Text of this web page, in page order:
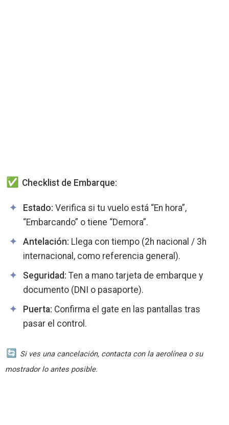
Checklist de Embarque:
Estado: Verifica si tu vuelo está “En hora”,
“Embarcando” o tiene “Demora”.
Antelación: Llega con tiempo (2h nacional / 3h
internacional, como referencia general).
Seguridad: Ten a mano tarjeta de embarque y
documento (DNI o pasaporte).
Puerta: Confirma el gate en las pantallas tras
pasar el control.
Si ves una cancelación, contacta con la aerolínea o su
mostrador lo antes posible.